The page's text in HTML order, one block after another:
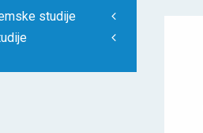
studije